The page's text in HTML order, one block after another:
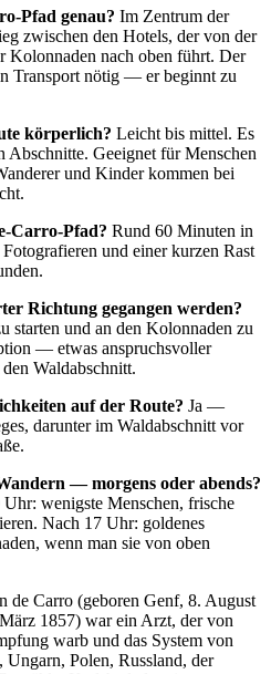
Pfad genau? Im Zentrum der
zwischen den Hotels, der von der
Kolonnaden nach oben führt. Der
Transport nötig — er beginnt zu
körperlich? Leicht bis mittel. Es
Abschnitte. Geeignet für Menschen
und Kinder kommen bei
Carro-Pfad? Rund 60 Minuten in
und einer kurzen Rast
Richtung gegangen werden?
starten und an den Kolonnaden zu
— etwas anspruchsvoller
Waldabschnitt.
auf der Route? Ja —
darunter im Waldabschnitt vor
— morgens oder abends?
wenigste Menschen, frische
Nach 17 Uhr: goldenes
wenn man sie von oben
de Carro (geboren Genf, 8. August
1857) war ein Arzt, der von
warb und das System von
Polen, Russland, der